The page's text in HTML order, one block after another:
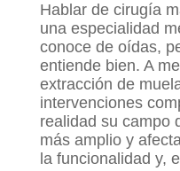
Hablar de cirugía
una especialidad
conoce de oídas,
entiende bien. A
extracción de
intervenciones
realidad su campo
más amplio y
la funcionalidad y,